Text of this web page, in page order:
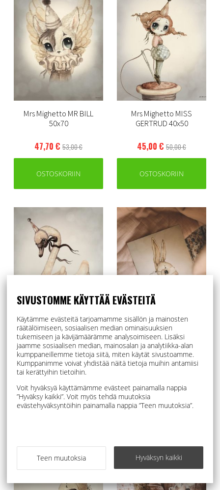
SIVUSTOMME KÄYTTÄÄ EVÄSTEITÄ
Käytämme evästeitä tarjoamamme sisällön ja mainosten
räätälöimiseen, sosiaalisen median ominaisuuksien
tukemiseen ja kävijämäärämme analysoimiseen. Lisäksi
jaamme sosiaalisen median, mainosalan ja analytiikka-alan
kumppaneillemme tietoja siitä, miten käytät sivustoamme.
Kumppanimme voivat yhdistää näitä tietoja muihin antamiisi
tai kerättyihin tietoihin.
Voit hyväksyä käyttämämme evästeet painamalla nappia
”Hyväksy kaikki”. Voit myös tehdä muutoksia
evästehyväksyntöihin painamalla nappia ”Teen muutoksia”.
Teen muutoksia Hyväksyn kaikki
Mrs Mighetto MR BILL
50x70
47,70 € 53,00 €
OSTOSKORIIN
Mrs Mighetto MISS
GERTRUD 40x50
45,00 € 50,00 €
OSTOSKORIIN
Mrs Mighetto DEAR SWAN
40x50
45,00 € 50,00 €
OSTOSKORIIN
Mrs Mighetto MISS IRIS
18x24
OSTOSKORIIN